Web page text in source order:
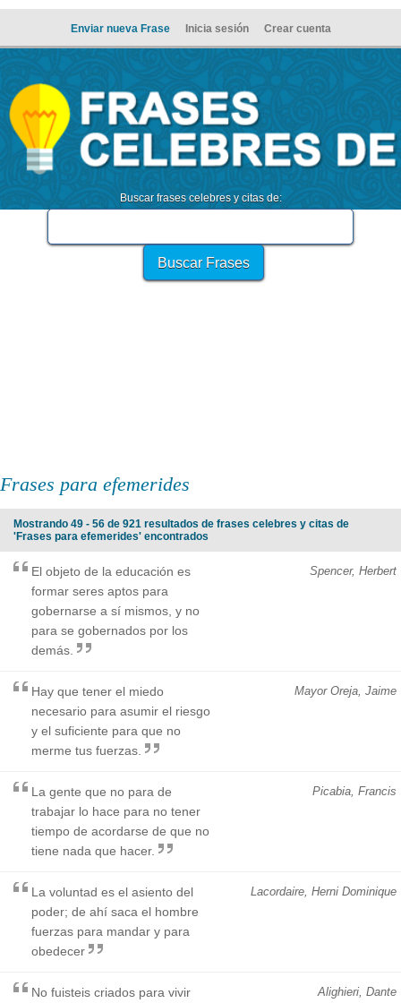
Enviar nueva Frase Inicia sesión Crear cuenta
Buscar frases celebres y citas de:
Frases para efemerides
Mostrando 49 - 56 de 921 resultados de frases celebres y citas de
'Frases para efemerides' encontrados
Spencer, Herbert
El objeto de la educación es
formar seres aptos para
gobernarse a sí mismos, y no
para se gobernados por los
demás.
Mayor Oreja, Jaime
Hay que tener el miedo
necesario para asumir el riesgo
y el suficiente para que no
merme tus fuerzas.
Picabia, Francis
La gente que no para de
trabajar lo hace para no tener
tiempo de acordarse de que no
tiene nada que hacer.
Lacordaire, Herni Dominique
La voluntad es el asiento del
poder; de ahí saca el hombre
fuerzas para mandar y para
obedecer
Alighieri, Dante
No fuisteis criados para vivir